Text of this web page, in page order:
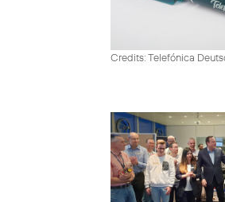
Credits: Telefónica